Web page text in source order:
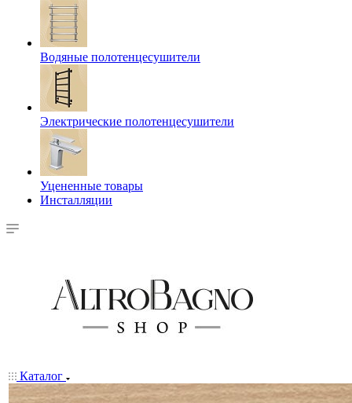
Водяные полотенцесушители
Электрические полотенцесушители
Уцененные товары
Инсталляции
Каталог